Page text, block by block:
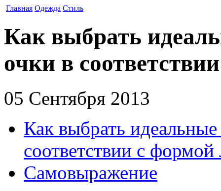
Главная Одежда Стиль
Как выбрать
очки в
05 Сентября 2013
Как выбрать
соответствии с формой
Самовыражение